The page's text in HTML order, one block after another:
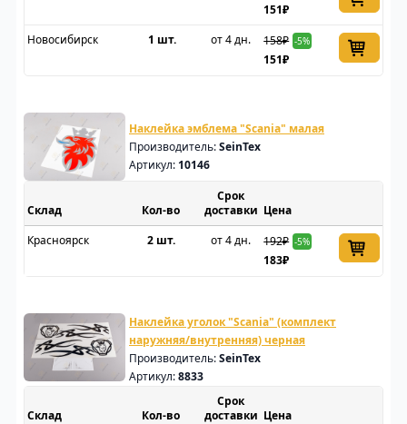
151₽
Новосибирск
1 шт. от 4 дн. 158₽ -5%
151₽
Наклейка эмблема "Scania" малая
Производитель:SeinTex
Артикул: 10146
Склад
Срок
доставки Цена
Красноярск
2 шт. от 4 дн. 192₽ -5%
183₽
Наклейка уголок "Scania" (комплект
наружняя/внутренняя) черная
Производитель:SeinTex
Артикул:8833
Склад
Срок
доставки Цена